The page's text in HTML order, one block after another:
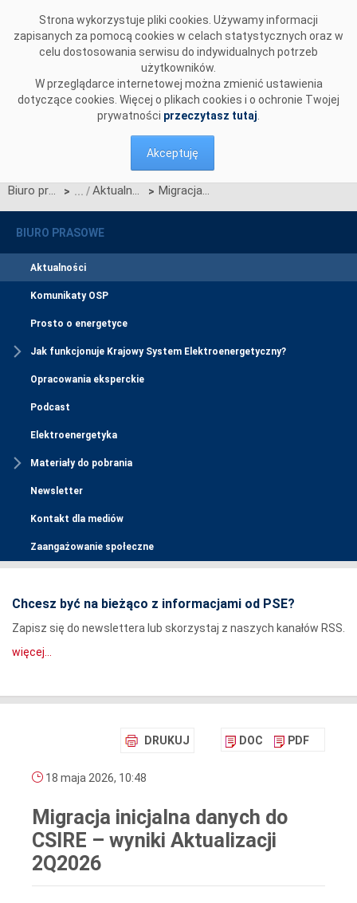
Strona wykorzystuje pliki cookies. Używamy informacji
zapisanych za pomocą cookies w celach statystycznych oraz w
celu dostosowania serwisu do indywidualnych potrzeb
użytkowników.
W przeglądarce internetowej można zmienić ustawienia
dotyczące cookies. Więcej o plikach cookies i o ochronie Twojej
prywatności przeczytasz tutaj
Akceptuję
Biuro prasowe > Aktualności > Migracja inicjalna danych do CSIRE – wyniki Aktualizacji 2Q2026
BIURO PRASOWE
Aktualności
Komunikaty OSP
Prosto o energetyce
Jak funkcjonuje Krajowy System Elektroenergetyczny?
Opracowania eksperckie
Podcast
Elektroenergetyka
Materiały do pobrania
Newsletter
Kontakt dla mediów
Zaangażowanie społeczne
Chcesz być na bieżąco z informacjami od PSE?
Zapisz się do newslettera lub skorzystaj z naszych kanałów RSS.
więcej...
DRUKUJ DOC PDF
18 maja 2026, 10:48
Migracja inicjalna danych do
CSIRE – wyniki Aktualizacji
2Q2026